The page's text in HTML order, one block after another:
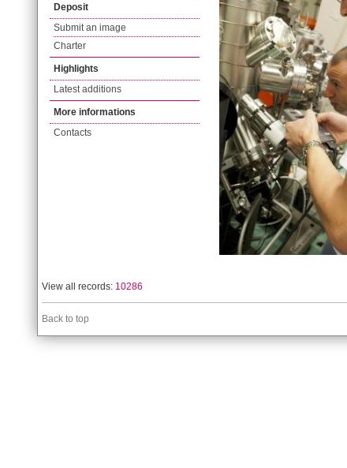
Deposit
Submit an image
Charter
Highlights
Latest additions
More informations
Contacts
View all records: 10286
Back to top